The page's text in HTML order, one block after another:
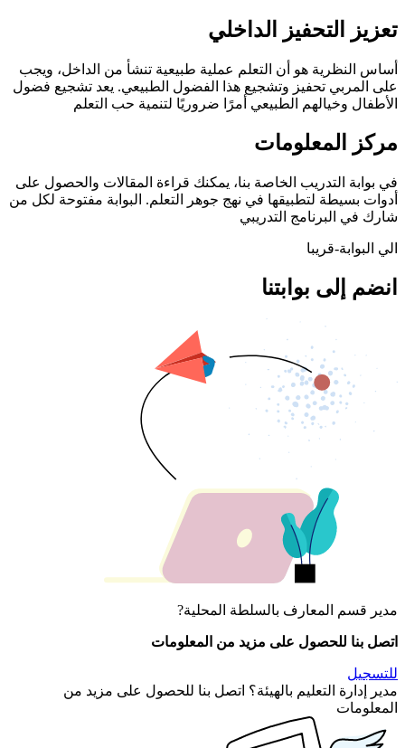
تعزيز التحفيز الداخلي
أساس النظرية هو أن التعلم عملية طبيعية تنشأ من الداخل، ويجب
على المربي تحفيز وتشجيع هذا الفضول الطبيعي. يعد تشجيع فضول
الأطفال وخيالهم الطبيعي أمرًا ضروريًا لتنمية حب التعلم
مركز المعلومات
في بوابة التدريب الخاصة بنا، يمكنك قراءة المقالات والحصول على
أدوات بسيطة لتطبيقها في نهج جوهر التعلم. البوابة مفتوحة لكل من
شارك في البرنامج التدريبي
الي البوابة-قريبا
انضم إلى بوابتنا
مدير قسم المعارف بالسلطة المحلية?
اتصل بنا للحصول على مزيد من المعلومات
للتسجيل
مدير إدارة التعليم بالهيئة؟ اتصل بنا للحصول على مزيد من
المعلومات